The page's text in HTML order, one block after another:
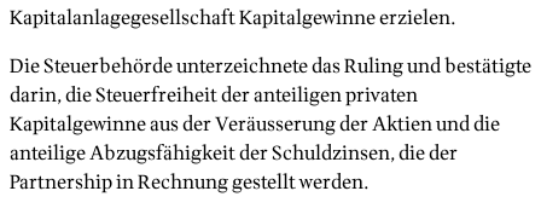
Kapitalanlagegesellschaft Kapitalgewinne erzielen.
Die Steuerbehörde unterzeichnete das Ruling und bestätigte
darin, die Steuerfreiheit der anteiligen privaten
Kapitalgewinne aus der Veräusserung der Aktien und die
anteilige Abzugsfähigkeit der Schuldzinsen, die der
Partnership in Rechnung gestellt werden.